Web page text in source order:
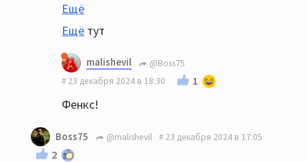
Ещё
Ещё тут
malishevil
@Boss75
23 декабря 2024 в 18:30
1
Фенкс!
Boss75 @malishevil 23 декабря 2024 в 17:05
2